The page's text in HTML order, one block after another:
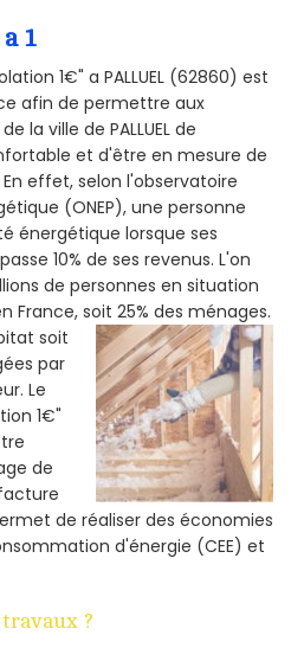
1
1€" a PALLUEL (62860) est
afin de permettre aux
la ville de PALLUEL de
et d'être en mesure de
effet, selon l'observatoire
(ONEP), une personne
énergétique lorsque ses
10% de ses revenus. L'on
de personnes en situation
France, soit 25% des ménages.
soit
par
Le
1€"
de
de réaliser des économies
d'énergie (CEE) et
?